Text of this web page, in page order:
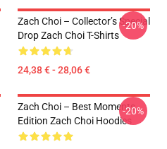
Zach Choi – Collector’s Special
Drop Zach Choi T-Shirts
24,38 € - 28,06 €
-20%
Zach Choi – Best Moments
Edition Zach Choi Hoodies
-20%